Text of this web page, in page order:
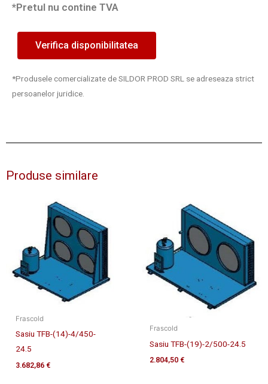
*Pretul nu contine TVA
Verifica disponibilitatea
*Produsele comercializate de SILDOR PROD SRL se adreseaza strict
persoanelor juridice.
Produse similare
Frascold
Sasiu TFB-(14)-4/450-
24.5
3.682,86 €
Frascold
Sasiu TFB-(19)-2/500-24.5
2.804,50 €